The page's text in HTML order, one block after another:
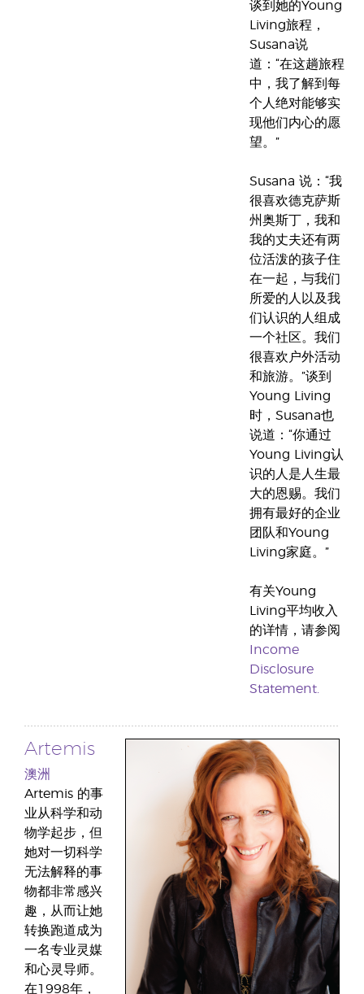
谈到她的Young
Living旅程，
Susana说
道：“在这趟旅程
中，我了解到每
个人绝对能够实
现他们内心的愿
望。”
Susana 说：“我
很喜欢德克萨斯
州奥斯丁，我和
我的丈夫还有两
位活泼的孩子住
在一起，与我们
所爱的人以及我
们认识的人组成
一个社区。我们
很喜欢户外活动
和旅游。”谈到
Young Living
时，Susana也
说道：“你通过
Young Living认
识的人是人生最
大的恩赐。我们
拥有最好的企业
团队和Young
Living家庭。”
有关Young
Living平均收入
的详情，请参阅
Income
Disclosure
Statement.
Artemis
澳洲
Artemis 的事
业从科学和动
物学起步，但
她对一切科学
无法解释的事
物都非常感兴
趣，从而让她
转换跑道成为
一名专业灵媒
和心灵导师。
在1998年，